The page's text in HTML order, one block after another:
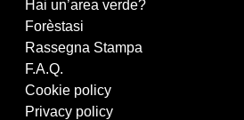
Hai un’area verde?
Forèstasi
Rassegna Stampa
F.A.Q.
Cookie policy
Privacy policy